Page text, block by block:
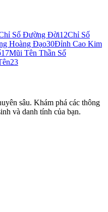
Số Đường Đời12Chỉ Số
Hoàng Đạo30Đỉnh Cao Kim
17Mũi Tên Thần Số
23
sâu. Khám phá các thông
và danh tính của bạn.